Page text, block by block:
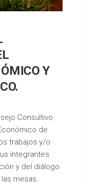
Y
Consultivo
de
trabajos y/o
integrantes
y del diálogo
mesas.